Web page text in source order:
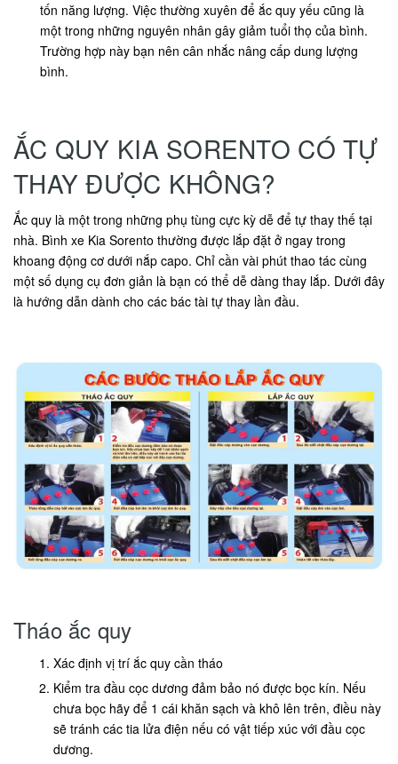
tốn năng lượng. Việc thường xuyên để ắc quy yếu cũng là
một trong những nguyên nhân gây giảm tuổi thọ của bình.
Trường hợp này bạn nên cân nhắc nâng cấp dung lượng
bình.
ẮC QUY KIA SORENTO CÓ TỰ
THAY ĐƯỢC KHÔNG?
Ắc quy là một trong những phụ tùng cực kỳ dễ để tự thay thế tại
nhà. Bình xe Kia Sorento thường được lắp đặt ở ngay trong
khoang động cơ dưới nắp capo. Chỉ cần vài phút thao tác cùng
một số dụng cụ đơn giản là bạn có thể dễ dàng thay lắp. Dưới đây
là hướng dẫn dành cho các bác tài tự thay lần đầu.
Tháo ắc quy
Xác định vị trí ắc quy cần tháo
Kiểm tra đầu cọc dương đảm bảo nó được bọc kín. Nếu
chưa bọc hãy để 1 cái khăn sạch và khô lên trên, điều này
sẽ tránh các tia lửa điện nếu có vật tiếp xúc với đầu cọc
dương.